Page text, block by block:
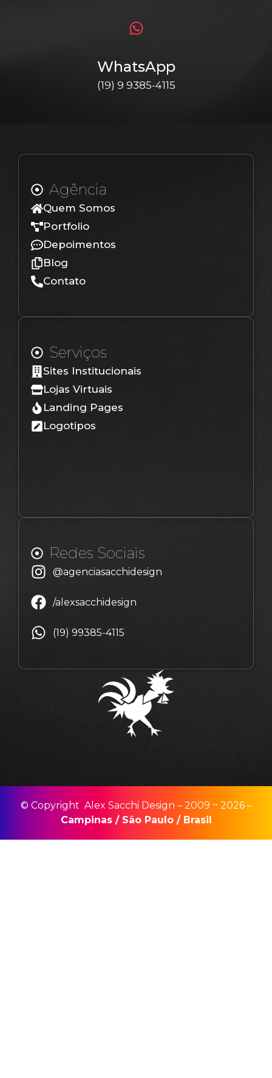
WhatsApp
(19) 9 9385-4115
Agência
Quem Somos
Portfolio
Depoimentos
Blog
Contato
Serviços
Sites Institucionais
Lojas Virtuais
Landing Pages
Logotipos
Redes Sociais
@agenciasacchidesign
/alexsacchidesign
(19) 99385-4115
© Copyright Alex Sacchi Design – 2009 ~ 2026 –
Campinas/ São Paulo/ Brasil